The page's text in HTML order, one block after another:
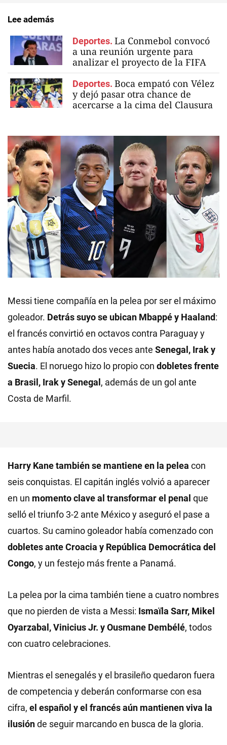
Lee además
Deportes. La Conmebol convocó
a una reunión urgente para
analizar el proyecto de la FIFA
Deportes. Boca empató con Vélez
y dejó pasar otra chance de
acercarse a la cima del Clausura
Messi tiene compañía en la pelea por ser el máximo
goleador. Detrás suyo se ubican Mbappé y Haaland:
el francés convirtió en octavos contra Paraguay y
antes había anotado dos veces ante Senegal, Irak y
Suecia. El noruego hizo lo propio con dobletes frente
a Brasil, Irak y Senegal , además de un gol ante
Costa de Marfil.
Harry Kane también se mantiene en la pelea con
seis conquistas. El capitán inglés volvió a aparecer
en un momento clave al transformar el penal que
selló el triunfo 3-2 ante México y aseguró el pase a
cuartos. Su camino goleador había comenzado con
dobletes ante Croacia y República Democrática del
Congo, y un festejo más frente a Panamá.
La pelea por la cima también tiene a cuatro nombres
que no pierden de vista a Messi: Ismaïla Sarr, Mikel
Oyarzabal, Vinicius Jr. y Ousmane Dembélé, todos
con cuatro celebraciones.
Mientras el senegalés y el brasileño quedaron fuera
de competencia y deberán conformarse con esa
cifra, el español y el francés aún mantienen viva la
ilusiónde seguir marcando en busca de la gloria.